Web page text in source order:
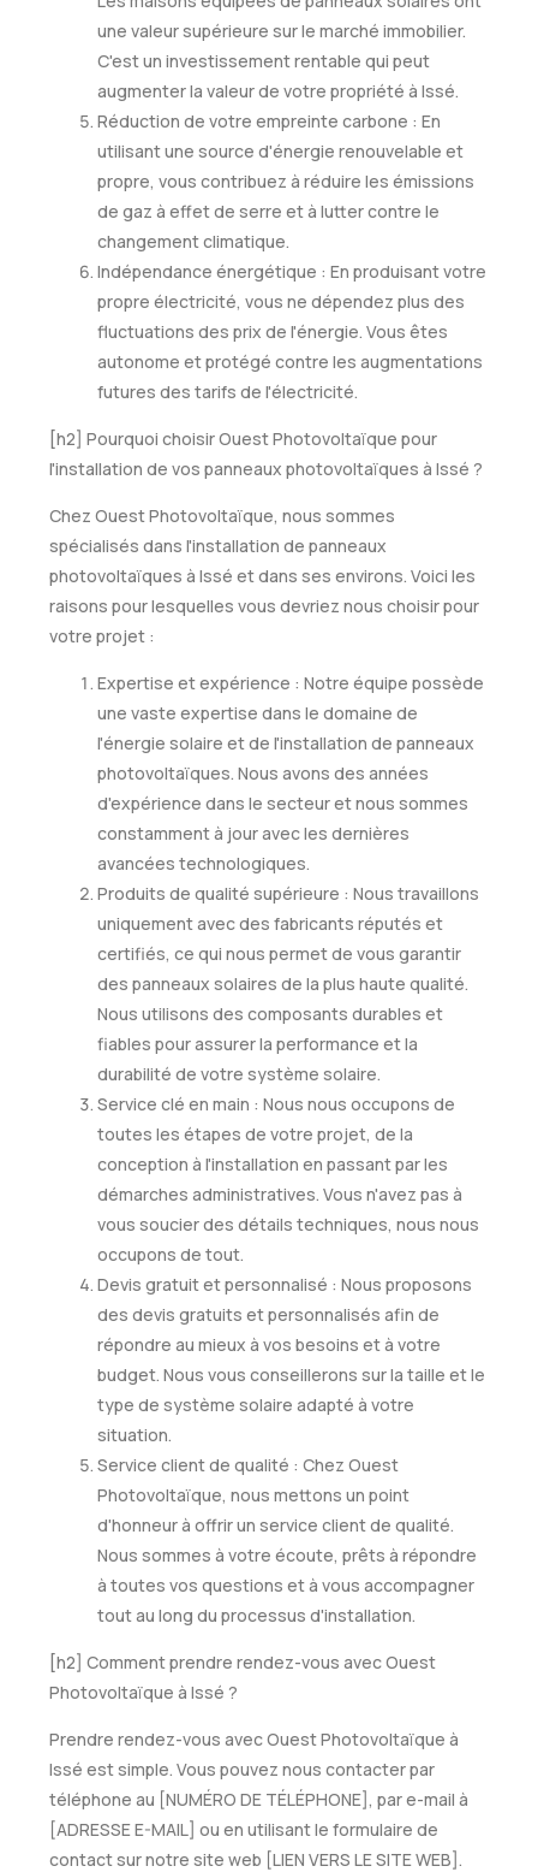
une valeur supérieure sur le marché immobilier.
C'est un investissement rentable qui peut
augmenter la valeur de votre propriété à Issé.
Réduction de votre empreinte carbone : En
utilisant une source d'énergie renouvelable et
propre, vous contribuez à réduire les émissions
de gaz à effet de serre et à lutter contre le
changement climatique.
Indépendance énergétique : En produisant votre
propre électricité, vous ne dépendez plus des
fluctuations des prix de l'énergie. Vous êtes
autonome et protégé contre les augmentations
futures des tarifs de l'électricité.
[h2] Pourquoi choisir Ouest Photovoltaïque pour
l'installation de vos panneaux photovoltaïques à Issé ?
Chez Ouest Photovoltaïque, nous sommes
spécialisés dans l'installation de panneaux
photovoltaïques à Issé et dans ses environs. Voici les
raisons pour lesquelles vous devriez nous choisir pour
votre projet :
Expertise et expérience : Notre équipe possède
une vaste expertise dans le domaine de
l'énergie solaire et de l'installation de panneaux
photovoltaïques. Nous avons des années
d'expérience dans le secteur et nous sommes
constamment à jour avec les dernières
avancées technologiques.
Produits de qualité supérieure : Nous travaillons
uniquement avec des fabricants réputés et
certifiés, ce qui nous permet de vous garantir
des panneaux solaires de la plus haute qualité.
Nous utilisons des composants durables et
fiables pour assurer la performance et la
durabilité de votre système solaire.
Service clé en main : Nous nous occupons de
toutes les étapes de votre projet, de la
conception à l'installation en passant par les
démarches administratives. Vous n'avez pas à
vous soucier des détails techniques, nous nous
occupons de tout.
Devis gratuit et personnalisé : Nous proposons
des devis gratuits et personnalisés afin de
répondre au mieux à vos besoins et à votre
budget. Nous vous conseillerons sur la taille et le
type de système solaire adapté à votre
situation.
Service client de qualité : Chez Ouest
Photovoltaïque, nous mettons un point
d'honneur à offrir un service client de qualité.
Nous sommes à votre écoute, prêts à répondre
à toutes vos questions et à vous accompagner
tout au long du processus d'installation.
[h2] Comment prendre rendez-vous avec Ouest
Photovoltaïque à Issé ?
Prendre rendez-vous avec Ouest Photovoltaïque à
Issé est simple. Vous pouvez nous contacter par
téléphone au [NUMÉRO DE TÉLÉPHONE], par e-mail à
[ADRESSE E-MAIL] ou en utilisant le formulaire de
contact sur notre site web [LIEN VERS LE SITE WEB].